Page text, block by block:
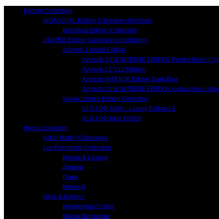
Kitchen Collection
INDIVIDUAL Edition Collection of kitchen
Individual Edition Collection
LIMITED Edition Collections of kitchens
Azimuth Limited Edition
Azimuth 2018 INTENSE EDITION Perfect Blue /
Azimuth LE.V12 Kitchen
Azimuth INTENSE Edition Dark Blue
Azimuth 2018 INTENSE EDITION cappuccino /
Vision Limited Edition Collection
V.I.S.I.O.N Gold – Luxury Edition LE
V.I.S.I.O.N blue Edition
Home Collection
Aston Martin Collections
Lux Furnishing Collection
Крісла & Launge
Дивани
Ліжка
Колекції
Офіс & Кабінет
Конференц Столи
Крісла Керівника